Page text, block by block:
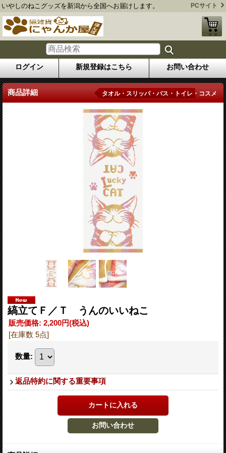
いやしのねこグッズを新潟から全国へお届けします。 PCサイト
ログイン 新規登録はこちら お問い合わせ
商品詳細 タオル・スリッパ・バス・トイレ・コスメ
縞立てＦ／Ｔ うんのいいねこ
販売価格: 2,200円(税込)
[在庫数 5点]
数量:
返品特約に関する重要事項